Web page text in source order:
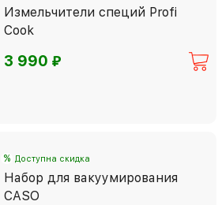
Измельчители специй Profi
Cook
3 990⃏
% Доступна скидка
Набор для вакуумирования
CASO